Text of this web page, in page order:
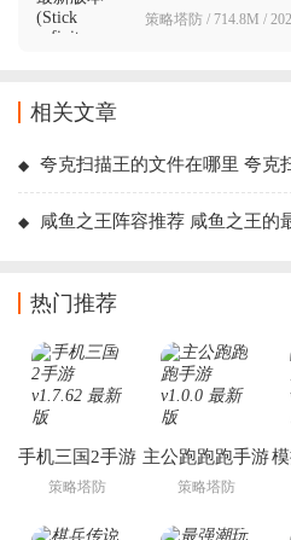
策略塔防 / 714.8M /
相关文章
夸克扫描王的文件在哪里 夸克
咸鱼之王阵容推荐 咸鱼之王的
热门推荐
手机三国2手游
策略塔防
主公跑跑跑手游
策略塔防